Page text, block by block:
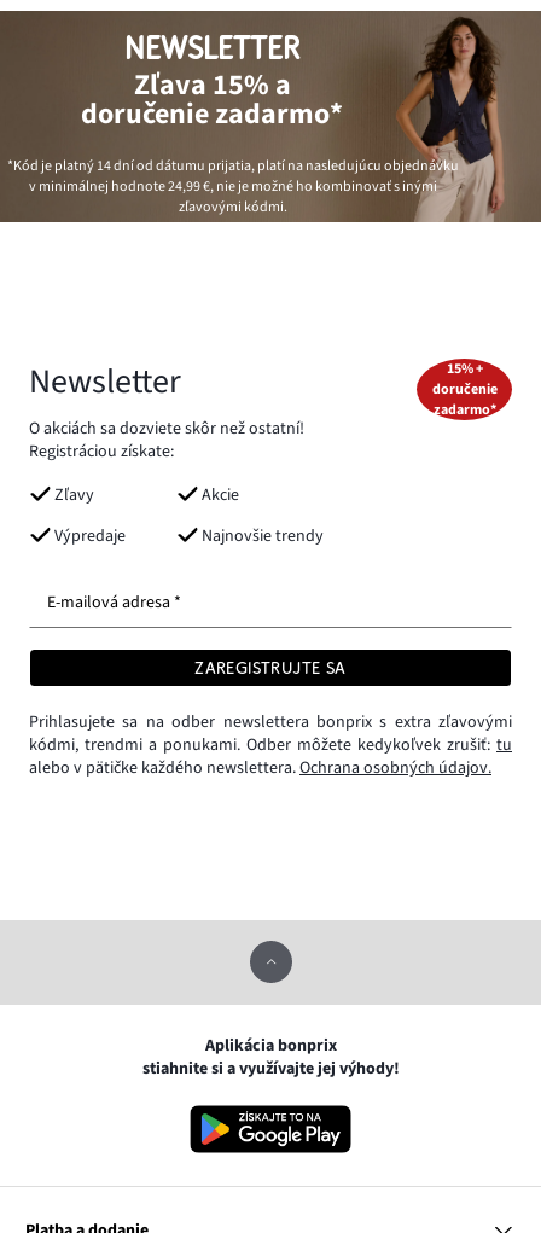
NEWSLETTER
Zľava 15% a
doručenie zadarmo*
*Kód je platný 14 dní od dátumu prijatia, platí na nasledujúcu objednávku
v minimálnej hodnote24,99 €, nie je možné ho kombinovať s inými
zľavovými kódmi.
Newsletter
O akciách sa dozviete skôr než ostatní!
Registráciou získate:
Zľavy
Akcie
Výpredaje
Najnovšie trendy
15% +
doručenie
zadarmo*
E-mailová adresa *
ZAREGISTRUJTE SA
Prihlasujete sa na odber newslettera bonprix s extra zľavovými
kódmi, trendmi a ponukami. Odber môžete kedykoľvek zrušiť: tu
alebo v pätičke každého newslettera.Ochrana osobných údajov.
Aplikácia bonprix
stiahnite si a využívajte jej výhody!